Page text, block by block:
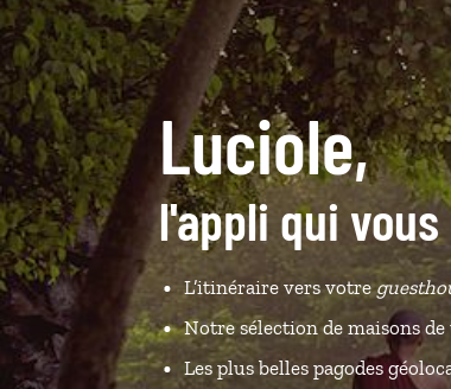
Luciole,
l'appli qui
L’itinéraire vers votre
Notre sélection de maisons de
Les plus belles pagodes